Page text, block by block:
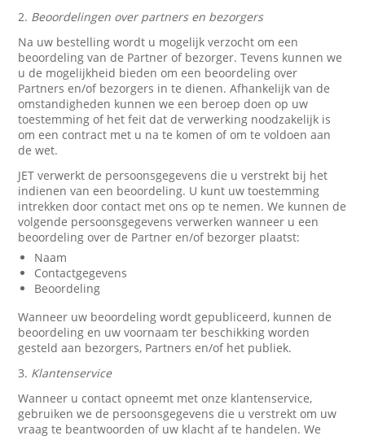
2. Beoordelingen over partners en bezorgers
Na uw bestelling wordt u mogelijk verzocht om een
beoordeling van de Partner of bezorger. Tevens kunnen we
u de mogelijkheid bieden om een beoordeling over
Partners en/of bezorgers in te dienen. Afhankelijk van de
omstandigheden kunnen we een beroep doen op uw
toestemming of het feit dat de verwerking noodzakelijk is
om een contract met u na te komen of om te voldoen aan
de wet.
JET verwerkt de persoonsgegevens die u verstrekt bij het
indienen van een beoordeling. U kunt uw toestemming
intrekken door contact met ons op te nemen. We kunnen de
volgende persoonsgegevens verwerken wanneer u een
beoordeling over de Partner en/of bezorger plaatst:
Naam
Contactgegevens
Beoordeling
Wanneer uw beoordeling wordt gepubliceerd, kunnen de
beoordeling en uw voornaam ter beschikking worden
gesteld aan bezorgers, Partners en/of het publiek.
3. Klantenservice
Wanneer u contact opneemt met onze klantenservice,
gebruiken we de persoonsgegevens die u verstrekt om uw
vraag te beantwoorden of uw klacht af te handelen. We